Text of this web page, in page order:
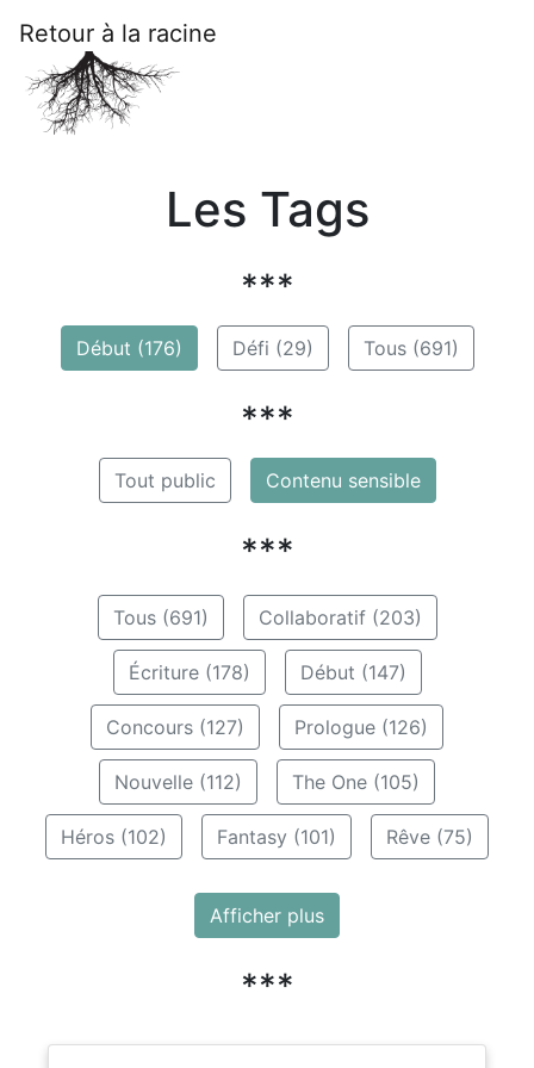
Retour à la racine
Les Tags
***
Début (176) Défi (29) Tous (691)
***
Tout public Contenu sensible
***
Tous (691) Collaboratif (203)
Écriture (178) Début (147)
Concours (127) Prologue (126)
Nouvelle (112) The One (105)
Héros (102) Fantasy (101) Rêve (75)
Afficher plus
***